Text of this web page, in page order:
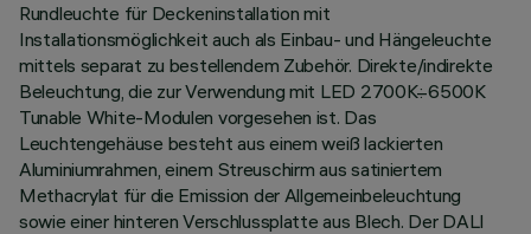
Rundleuchte für Deckeninstallation mit
Installationsmöglichkeit auch als Einbau- und Hängeleuchte
mittels separat zu bestellendem Zubehör. Direkte/indirekte
Beleuchtung, die zur Verwendung mit LED 2700K÷6500K
Tunable White-Modulen vorgesehen ist. Das
Leuchtengehäuse besteht aus einem weiß lackierten
Aluminiumrahmen, einem Streuschirm aus satiniertem
Methacrylat für die Emission der Allgemeinbeleuchtung
sowie einer hinteren Verschlussplatte aus Blech. Der DALI